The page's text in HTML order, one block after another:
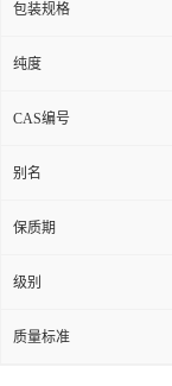
包装规格
纯度
CAS编号
别名
保质期
级别
质量标准